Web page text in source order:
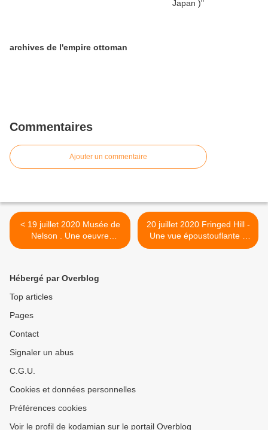
archives de l'empire ottoman
Commentaires
Ajouter un commentaire
< 19 juillet 2020 Musée de
Nelson . Une oeuvre
originale ..." La vie sera
longtemps "
20 juillet 2020 Fringed Hill -
Une vue époustouflante à
proximité de Nelson >
Hébergé par Overblog
Top articles
Pages
Contact
Signaler un abus
C.G.U.
Cookies et données personnelles
Préférences cookies
Voir le profil de kodamian sur le portail Overblog